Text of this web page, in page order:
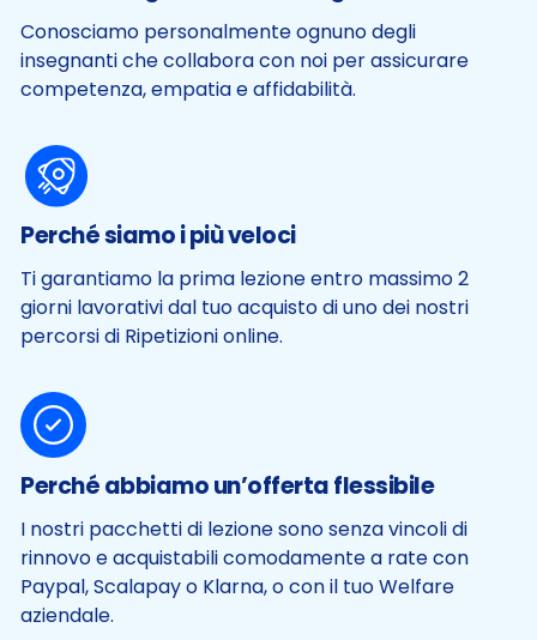
Conosciamo personalmente ognuno degli
insegnanti che collabora con noi per assicurare
competenza, empatia e affidabilità.
Perché siamo i più veloci
Ti garantiamo la prima lezione entro massimo 2
giorni lavorativi dal tuo acquisto di uno dei nostri
percorsi di Ripetizioni online.
Perché abbiamo un’offerta flessibile
I nostri pacchetti di lezione sono senza vincoli di
rinnovo e acquistabili comodamente a rate con
Paypal, Scalapay o Klarna, o con il tuo Welfare
aziendale.